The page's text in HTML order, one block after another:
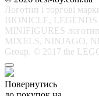
Логотип і торгові
BIONICLE,
MINIFIGURES
MIXELS, NINJAGO,
Group. © 2017 the
Повернутись